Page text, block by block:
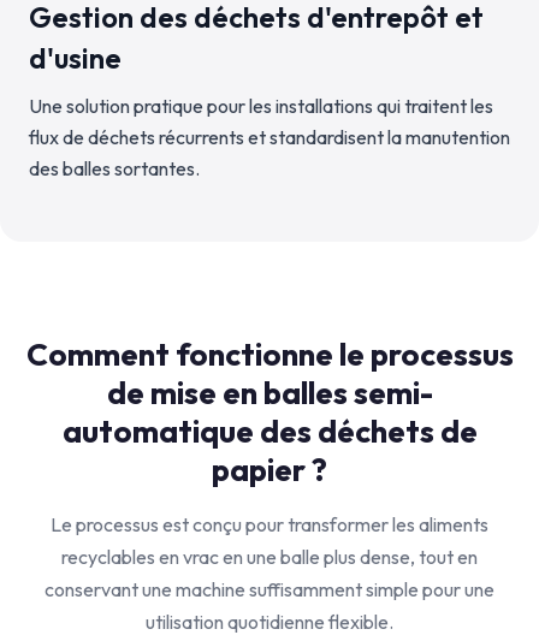
Gestion des déchets d'entrepôt et
d'usine
Une solution pratique pour les installations qui traitent les
flux de déchets récurrents et standardisent la manutention
des balles sortantes.
Comment fonctionne le processus
de mise en balles semi-
automatique des déchets de
papier ?
Le processus est conçu pour transformer les aliments
recyclables en vrac en une balle plus dense, tout en
conservant une machine suffisamment simple pour une
utilisation quotidienne flexible.